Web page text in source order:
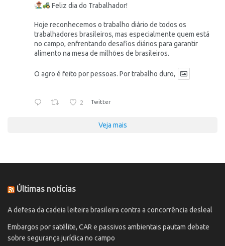
Feliz dia do Trabalhador!
Hoje reconhecemos o trabalho diário de todos os
trabalhadores brasileiros, mas especialmente quem está
no campo, enfrentando desafios diários para garantir
alimento na mesa de milhões de brasileiros.
O agro é feito por pessoas. Por trabalho duro,
2 Twitter
Veja mais
Últimas notícias
A defesa da cadeia leiteira brasileira contra a concorrência desleal
Embargos por satélite, CAR e passivos ambientais pautam debate
sobre segurança jurídica no campo